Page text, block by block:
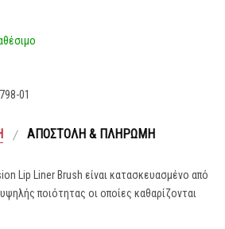
01
ΑΠΟΣΤΟΛΉ & ΠΛΗΡΩΜΉ
Lip Liner Brush είναι κατασκευασμένο από
ποιότητας οι οποίες καθαρίζονται